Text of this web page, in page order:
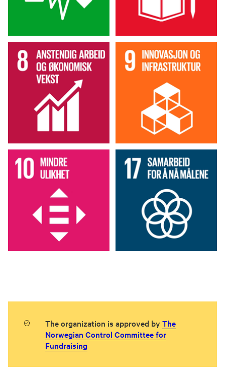
The organization is approved byThe
Norwegian Control Committee for
Fundraising